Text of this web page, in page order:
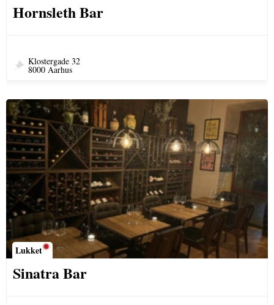
Hornsleth Bar
Klostergade 32
8000 Aarhus
Lukket
Sinatra Bar